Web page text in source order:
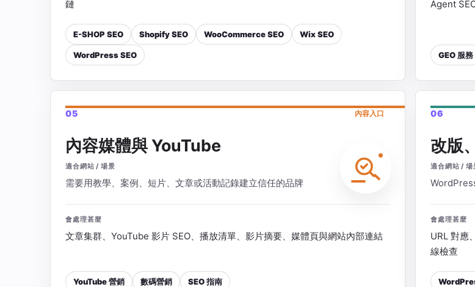
鏈
E-SHOP SEO Shopify SEO WooCommerce SEO Wix SEO
WordPress SEO
Agent
GEO 服務
05 內容入口
內容媒體與 YouTube
適合網站 / 場景
需要用教學、案例、短片、文章或活動記錄建立信任的品牌
會處理甚麼
文章集群、YouTube 影片 SEO、播放清單、影片摘要、媒體頁與網站內部連結
YouTube 營銷 數碼營銷 SEO 指南
06
改版
適合網站 / 場
會處理甚麼
URL 對應
線檢查